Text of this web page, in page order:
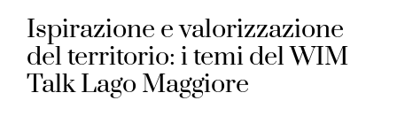
Ispirazione e valorizzazione
del territorio: i temi del WIM
Talk Lago Maggiore